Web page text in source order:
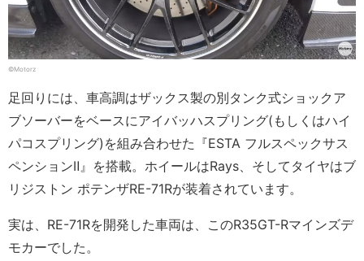
©Motorz
足回りには、車高調はザックス製の別タンク式ショックア
ブソーバーをベースにアイバッハスプリング(もしくはハイ
パコスプリング)を組み合わせた『ESTA フルスペックサス
ペンションⅡ』を搭載。ホイールはRays、そしてタイヤはブ
リジストン ポテンザRE-71Rが装着されています。
実は、RE-71Rを開発した車両は、このR35GT-Rマインズデ
モカーでした。